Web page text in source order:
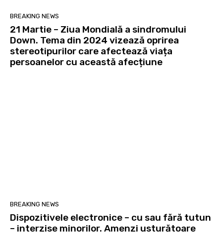
BREAKING NEWS
21 Martie – Ziua Mondială a sindromului
Down. Tema din 2024 vizează oprirea
stereotipurilor care afectează viața
persoanelor cu această afecțiune
BREAKING NEWS
Dispozitivele electronice – cu sau fără tutun
– interzise minorilor. Amenzi usturătoare